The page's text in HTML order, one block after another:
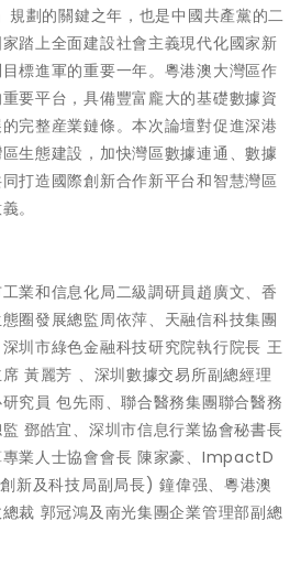
劃的關鍵之年，也是中國共產黨的二
踏上全面建設社會主義現代化國家新
標進軍的重要一年。粵港澳大灣區作
要平台，具備豐富龐大的基礎數據資
完整産業鏈條。本次論壇對促進深港
生態建設，加快灣區數據連通、數據
打造國際創新合作新平台和智慧灣區
。
業和信息化局二級調研員趙廣文、香
圈發展總監周依萍、天融信科技集團
圳市綠色金融科技研究院執行院長 王
黃麗芳 、深圳數據交易所副總經理
究員 包先雨、聯合醫務集團聯合醫務
鄧皓宜、深圳市信息行業協會秘書長
業人士協會會長 陳家豪、ImpactD
新及科技局副局長) 鐘偉强、粵港澳
裁 郭冠鴻及南光集團企業管理部副總